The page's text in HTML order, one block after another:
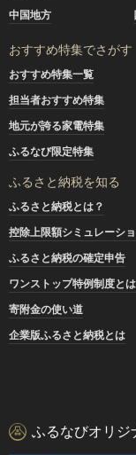
中国地方
おすすめ特集でさがす
おすすめ特集一覧
担当者おすすめ特集
地元が誇る家電特集
ふるなび限定特集
ふるさと納税を知る
ふるさと納税とは？
控除上限額シミュレーシ
ふるさと納税の確定申告
ワンストップ特例制度と
寄附金の使い道
企業版ふるさと納税とは
ふるなびオリジ